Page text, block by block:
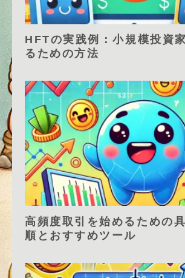
HFTの実践例：小規模投資
るための方法
高頻度取引を始めるための
順とおすすめツール